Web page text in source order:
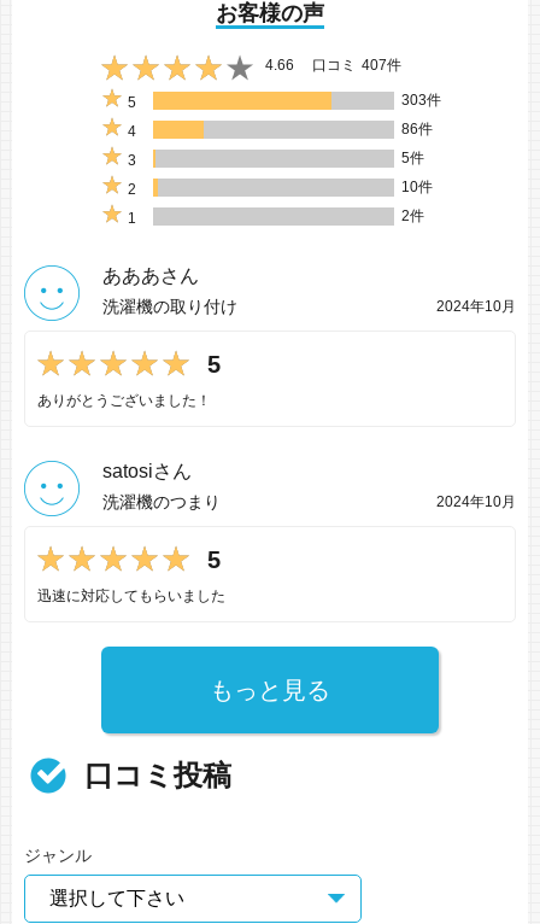
お客様の声
4.66 口コミ 407件
5
303件
4
86件
3
5件
2
10件
1
2件
あああさん
洗濯機の取り付け 2024年10月
5
ありがとうございました！
satosiさん
洗濯機のつまり 2024年10月
5
迅速に対応してもらいました
もっと見る
口コミ投稿
ジャンル